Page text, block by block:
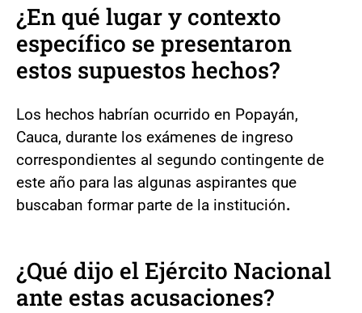
¿En qué lugar y contexto
específico se presentaron
estos supuestos hechos?
Los hechos habrían ocurrido en Popayán,
Cauca, durante los exámenes de ingreso
correspondientes al segundo contingente de
este año para las algunas aspirantes que
buscaban formar parte de la institución.
¿Qué dijo el Ejército Nacional
ante estas acusaciones?